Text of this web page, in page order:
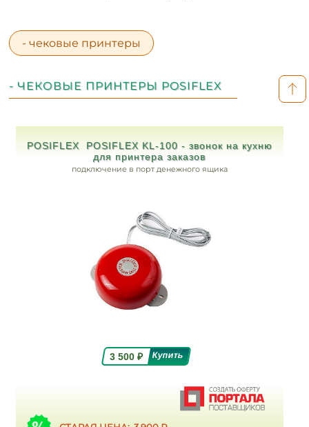
- чековые принтеры
- ЧЕКОВЫЕ ПРИНТЕРЫ POSIFLEX
POSIFLEX POSIFLEX KL-100 - звонок на кухню
для принтера заказов
подключение в порт денежного ящика
3 500₽